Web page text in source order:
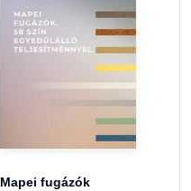
Mapei fugázók